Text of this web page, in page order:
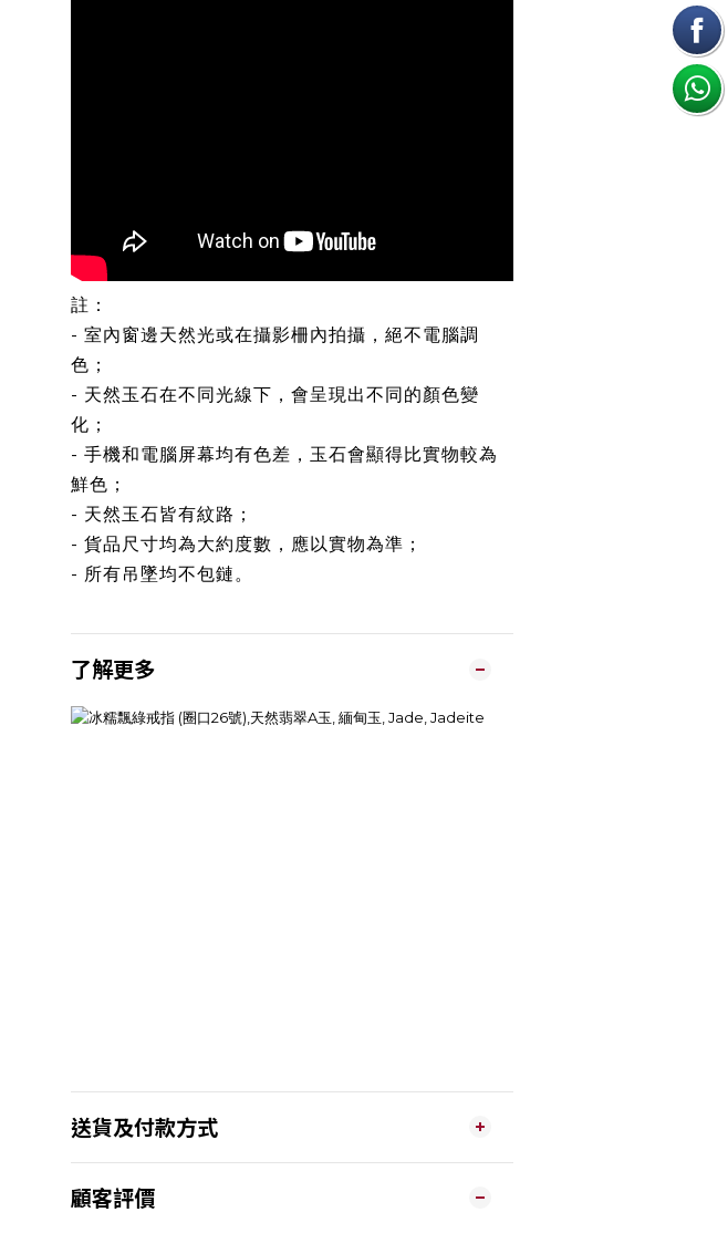
註：
- 室內窗邊天然光或在攝影柵內拍攝，絕不電腦調
色；
- 天然玉石在不同光線下，會呈現出不同的顏色變
化；
- 手機和電腦屏幕均有色差，玉石會顯得比實物較為
鮮色；
- 天然玉石皆有紋路；
- 貨品尺寸均為大約度數，應以實物為準；
- 所有吊墜均不包鏈。
了解更多
送貨及付款方式
顧客評價